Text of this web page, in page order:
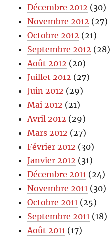
Décembre 2012 (30)
Novembre 2012 (27)
Octobre 2012 (21)
Septembre 2012 (28)
Août 2012 (20)
Juillet 2012 (27)
Juin 2012 (29)
Mai 2012 (21)
Avril 2012 (29)
Mars 2012 (27)
Février 2012 (30)
Janvier 2012 (31)
Décembre 2011 (24)
Novembre 2011 (30)
Octobre 2011 (25)
Septembre 2011 (18)
Août 2011 (17)